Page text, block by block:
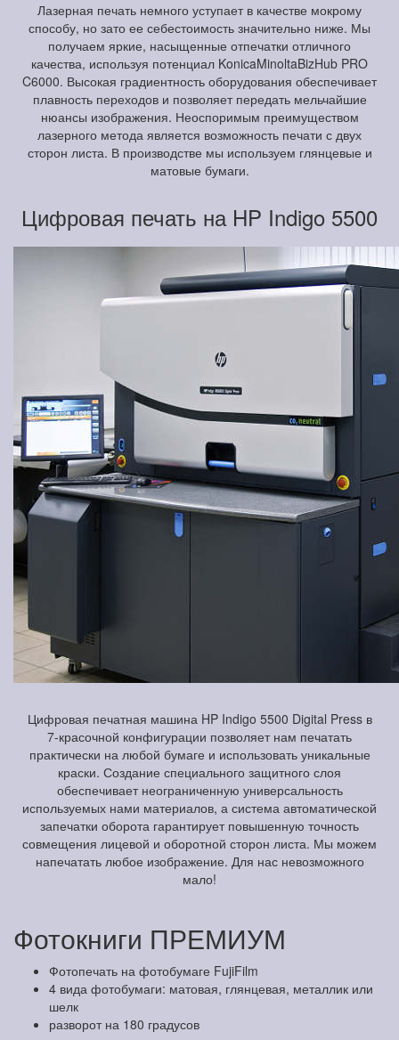
Лазерная печать немного уступает в качестве мокрому
способу, но зато ее себестоимость значительно ниже. Мы
получаем яркие, насыщенные отпечатки отличного
качества, используя потенциал KonicaMinoltaBizHub PRO
C6000. Высокая градиентность оборудования обеспечивает
плавность переходов и позволяет передать мельчайшие
нюансы изображения. Неоспоримым преимуществом
лазерного метода является возможность печати с двух
сторон листа. В производстве мы используем глянцевые и
матовые бумаги.
Цифровая печать на HP Indigo 5500
Цифровая печатная машина HP Indigo 5500 Digital Press в
7-красочной конфигурации позволяет нам печатать
практически на любой бумаге и использовать уникальные
краски. Создание специального защитного слоя
обеспечивает неограниченную универсальность
используемых нами материалов, а система автоматической
запечатки оборота гарантирует повышенную точность
совмещения лицевой и оборотной сторон листа. Мы можем
напечатать любое изображение. Для нас невозможного
мало!
Фотокниги ПРЕМИУМ
Фотопечать на фотобумаге FujiFilm
4 вида фотобумаги: матовая, глянцевая, металлик или
шелк
разворот на 180 градусов